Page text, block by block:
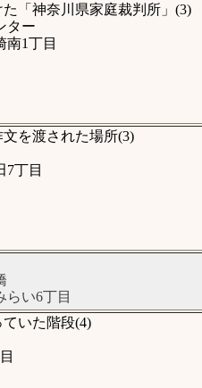
「神奈川県家庭裁判所」(3)
ター
南1丁目
を渡された場所(3)
7丁目
らい6丁目
いた階段(4)